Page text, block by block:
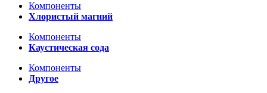
Компоненты
Хлористый магний
Компоненты
Каустическая сода
Компоненты
Другое